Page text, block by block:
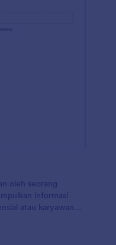
banyak bidang
oleh seorang
informasi
atau karyawan